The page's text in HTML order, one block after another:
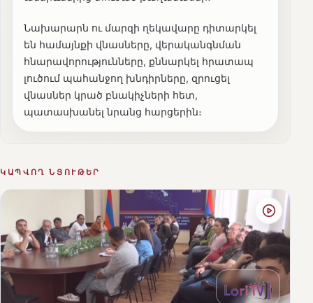
Նախարարն ու մարզի ղեկավարը դիտարկել
են համայնքի վնասները, վերականգնման
հնարավորությունները, քննարկել հրատապ
լուծում պահանջող խնդիրները, զրուցել
վնասներ կրած բնակիչների հետ,
պատասխանել նրանց հարցերին։
ԿԱՊՎՈՂ ՆՅՈՒԹԵՐ